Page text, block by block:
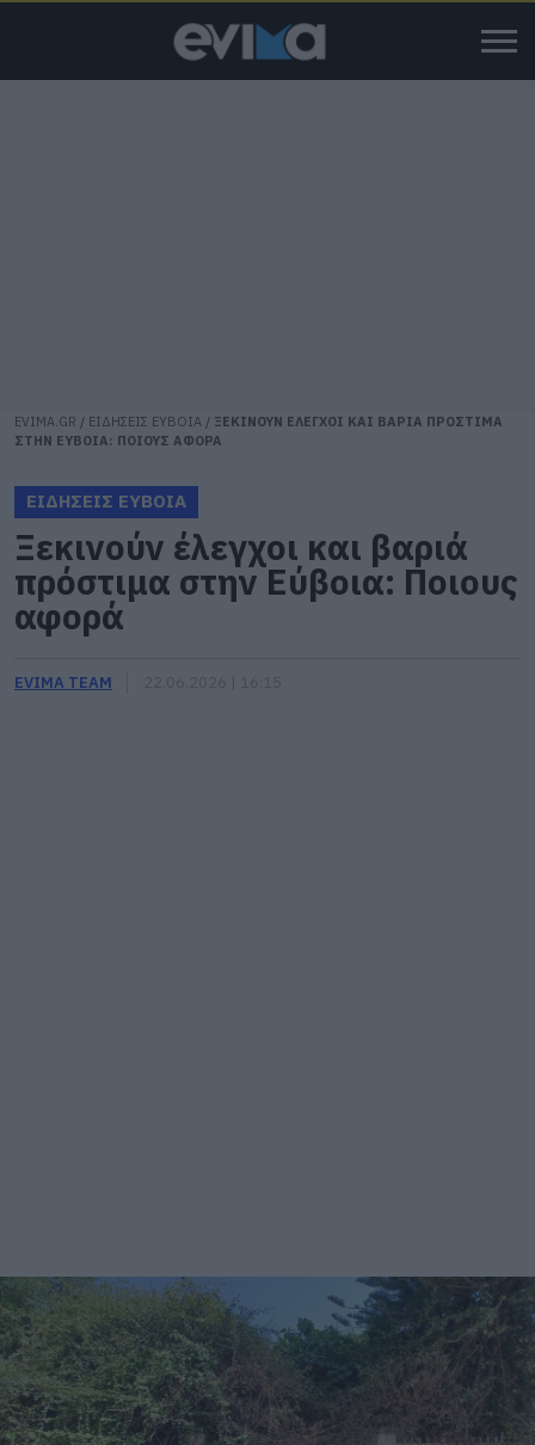
EVIMA.GR / ΕΙΔΗΣΕΙΣ ΕΥΒΟΙΑ / ΞΕΚΙΝΟΥΝ ΕΛΕΓΧΟΙ ΚΑΙ ΒΑΡΙΑ ΠΡΟΣΤΙΜΑ
ΣΤΗΝ ΕΥΒΟΙΑ: ΠΟΙΟΥΣ ΑΦΟΡΑ
ΕΙΔΗΣΕΙΣ ΕΥΒΟΙΑ
Ξεκινούν έλεγχοι και βαριά
πρόστιμα στην Εύβοια: Ποιους
αφορά
EVIMA TEAM